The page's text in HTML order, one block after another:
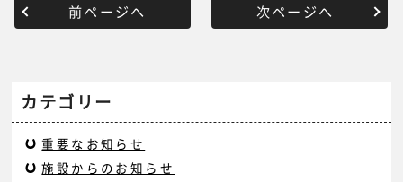
前ページへ 次ページへ
カテゴリー
重要なお知らせ
施設からのお知らせ